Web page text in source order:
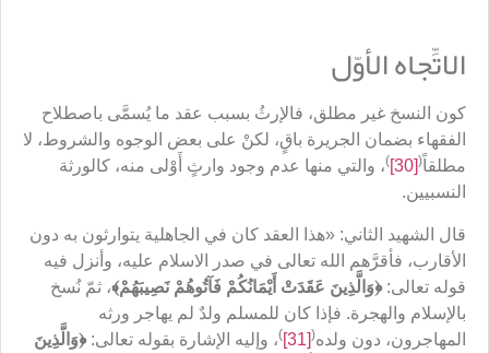
الاتِّجاه الأوّل
كون النسخ غير مطلق، فالإرثُ بسبب عقد ما يُسمَّى باصطلاح
الفقهاء بضمان الجريرة باقٍ، لكنْ على بعض الوجوه والشروط، لا
مطلقاً(
[30]
)، والتي منها عدم وجود وارثٍ أَوْلى منه، كالورثة
النسبيين.
قال الشهيد الثاني: «هذا العقد كان في الجاهلية يتوارثون به دون
الأقارب، فأقرَّهم الله تعالى في صدر الاسلام عليه، وأنزل فيه
قوله تعالى:﴿وَالَّذِينَ عَقَدَتْ أَيْمَانُكُمْ فَآتُوهُمْ نَصِيبَهُمْ﴾، ثمّ نُسخ
بالإسلام والهجرة. فإذا كان للمسلم ولدٌ لم يهاجر ورثه
المهاجرون، دون ولده(
[31]
)، وإليه الإشارة بقوله تعالى:﴿وَالَّذِينَ